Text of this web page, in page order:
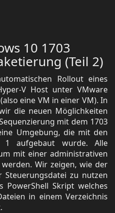
10 1703
(Teil 2)
Rollout eines
V Host unter VMware
eine VM in einer VM). In
die neuen Möglichkeiten
mit dem 1703
Umgebung, die mit den
1 aufgebaut wurde. Alle
mit einer administrativen
Wir zeigen, wie der
Steuerungsdatei zu nutzen
PowerShell Skript welches
in einem Verzeichnis